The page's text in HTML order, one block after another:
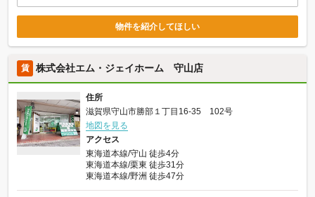
物件を紹介してほしい
賃 株式会社エム・ジェイホーム 守山店
住所
滋賀県守山市勝部１丁目16-35 102号
地図を見る
アクセス
東海道本線/守山 徒歩4分
東海道本線/栗東 徒歩31分
東海道本線/野洲 徒歩47分